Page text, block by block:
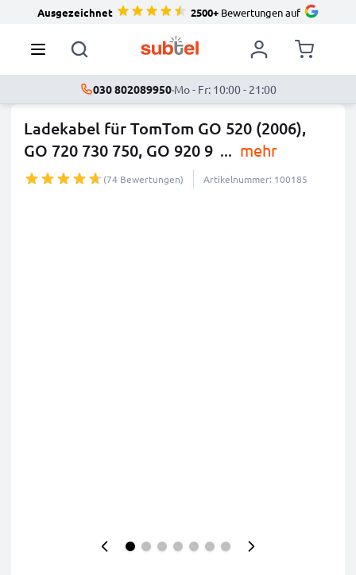
Ausgezeichnet 2500+Bewertungen auf
030 802089950·Mo - Fr: 10:00 - 21:00
Ladekabel für TomTom GO 520 (2006),
GO 720 730 750, GO 920 9 ... mehr
(74 Bewertungen) Artikelnummer: 100185